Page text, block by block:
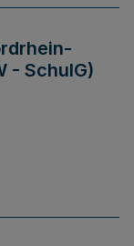
- SchulG)